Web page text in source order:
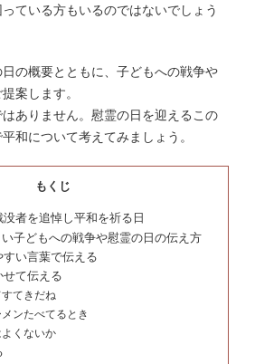
ている方もいるのではないでしょう
の概要とともに、子どもへの戦争や
案します。
ありません。慰霊の日を迎えるこの
和について考えてみましょう。
もくじ
者を追悼し平和を祈る日
子どもへの戦争や慰霊の日の伝え方
すい言葉で伝える
せて伝える
てきだね
ンたべてるとき
くないか